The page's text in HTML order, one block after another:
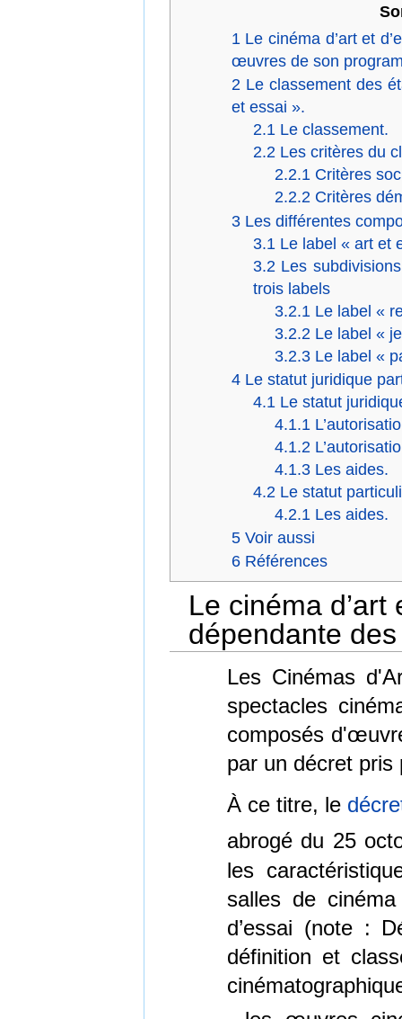
1 Le cinéma d’art et
œuvres de son
2 Le classement des
et essai ».
2.1 Le classement.
2.2 Les critères du
2.2.1 Critères
2.2.2 Critères
3 Les différentes
3.1 Le label « art et
3.2 Les
trois labels
3.2.1 Le label «
3.2.2 Le label «
3.2.3 Le label «
4 Le statut juridique
4.1 Le statut
4.1.1
4.1.2
4.1.3 Les aides.
4.2 Le statut
4.2.1 Les aides.
5 Voir aussi
6 Références
Le cinéma d’art
dépendante
Les Cinémas
spectacles
composés
par un décret pris
À ce titre, le
abrogé du 25
les
salles de
d’essai (note :
définition et